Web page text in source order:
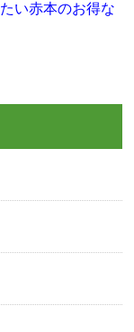
い赤本のお得な